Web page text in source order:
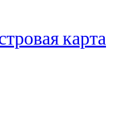
карта